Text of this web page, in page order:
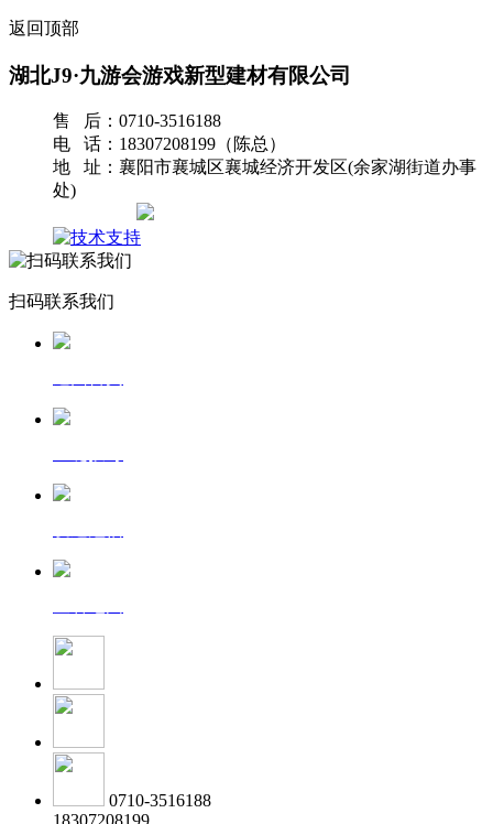
返回顶部
湖北J9·九游会游戏新型建材有限公司
售 后：0710-3516188
电 话：18307208199（陈总）
地 址：襄阳市襄城区襄城经济开发区(余家湖街道办事
处)
扫码联系我们
0710-3516188